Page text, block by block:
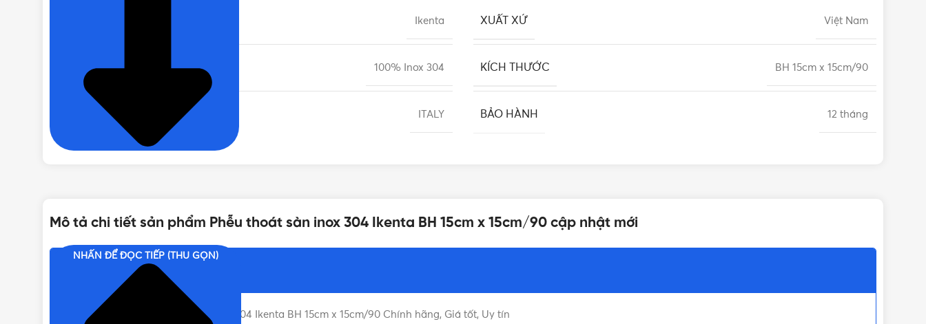
Ikenta XUẤT XỨ Việt Nam
CHẤT LIỆU 100% Inox 304 KÍCH THƯỚC BH 15cm x 15cm/90
TIÊU CHUẨN ITALY BẢO HÀNH 12 tháng
Mô tả chi tiết sản phẩm Phễu thoát sàn inox 304 Ikenta BH 15cm x 15cm/90 cập nhật mới
Nội dung chính
Liên hệ mua Phễu thoát sàn inox 304 Ikenta BH 15cm x 15cm/90 Chính hãng, Giá tốt, Uy tín
NHẤN ĐỂ ĐỌC TIẾP (THU GỌN)